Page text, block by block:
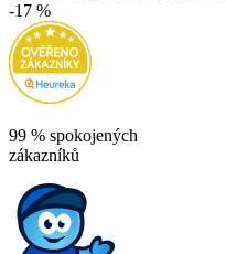
-17 %
99 % spokojených
zákazníků